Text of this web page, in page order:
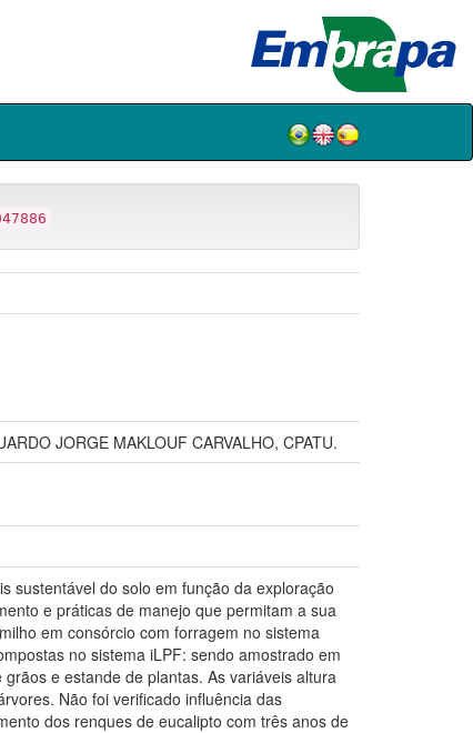
JORGE MAKLOUF CARVALHO, CPATU.
sustentável do solo em função da exploração
e práticas de manejo que permitam a sua
em consórcio com forragem no sistema
no sistema iLPF: sendo amostrado em
e estande de plantas. As variáveis altura
Não foi verificado influência das
dos renques de eucalipto com três anos de